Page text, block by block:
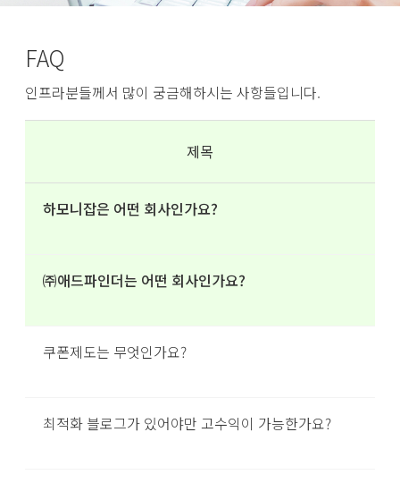
FAQ
인프라분들께서 많이 궁금해하시는 사항들입니다.
제목
하모니잡은 어떤 회사인가요?
㈜애드파인더는 어떤 회사인가요?
쿠폰제도는 무엇인가요?
최적화 블로그가 있어야만 고수익이 가능한가요?